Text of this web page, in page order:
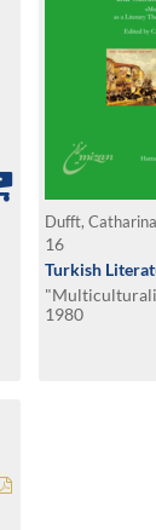
Dufft,
16
Turkish
1980